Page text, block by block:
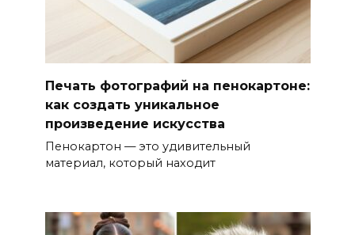
Печать фотографий на пенокартоне:
как создать уникальное
произведение искусства
Пенокартон — это удивительный
материал, который находит